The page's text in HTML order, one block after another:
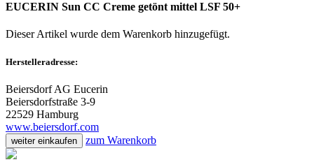
EUCERIN Sun CC Creme getönt mittel LSF 50+
Dieser Artikel wurde dem Warenkorb hinzugefügt.
Herstelleradresse:
Beiersdorf AG Eucerin
Beiersdorfstraße 3-9
22529 Hamburg
www.beiersdorf.com
weiter einkaufen zum Warenkorb